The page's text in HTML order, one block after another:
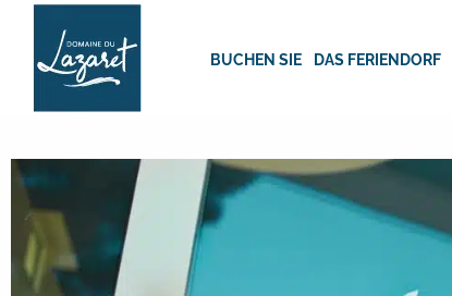
Skip
content
BUCHEN SIE DAS FERIENDORF